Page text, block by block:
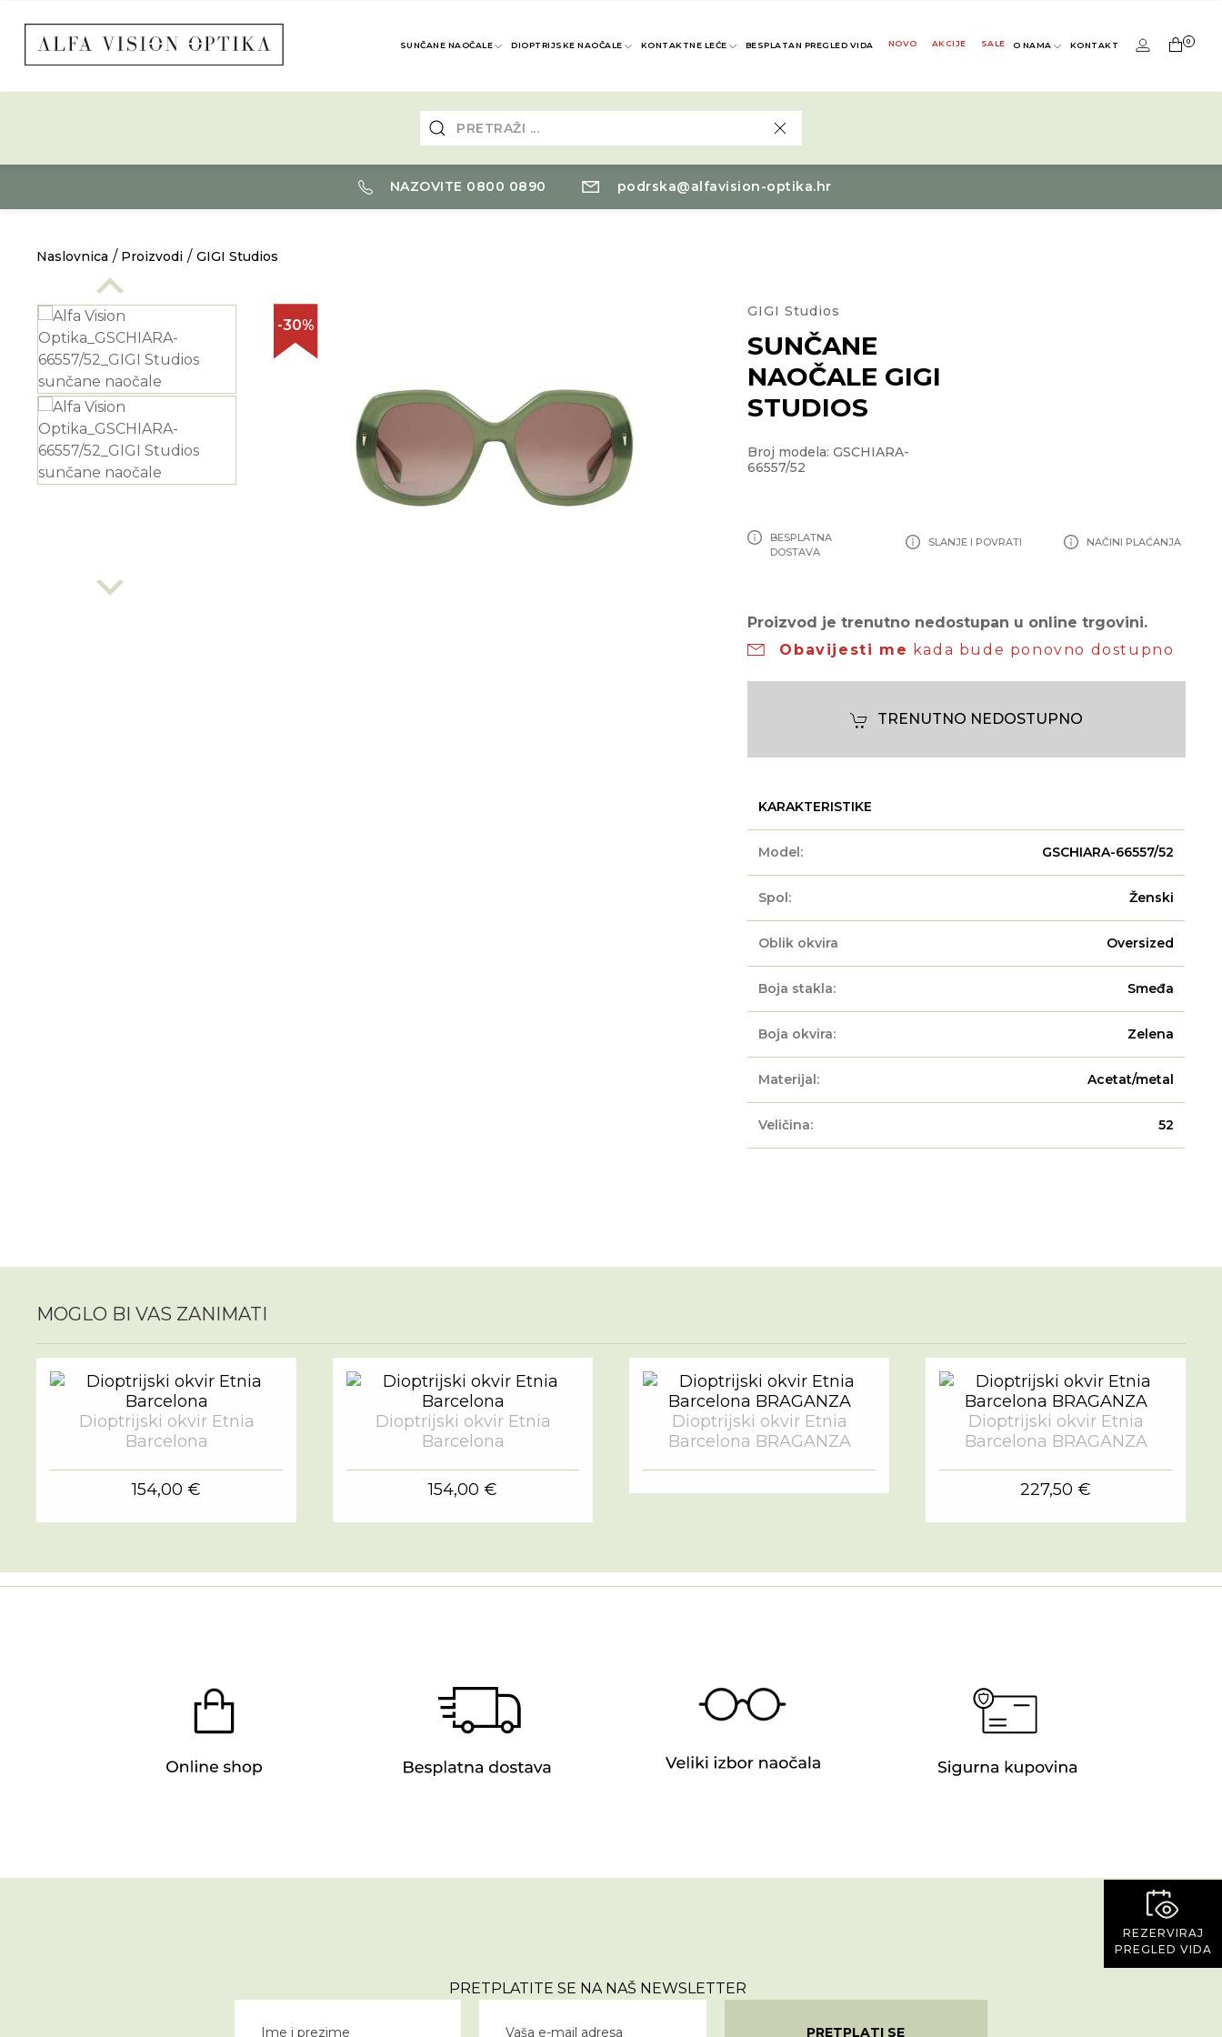
SUNČANE NAOČALE DIOPTRIJSKE NAOČALE KONTAKTNE LEĆE BESPLATAN PREGLED VIDA NOVO AKCIJE SALE O NAMA KONTAKT 0
NAZOVITE 0800 0890 podrska@alfavision-optika.hr
REZERVIRAJ
PREGLED VIDA
Naslovnica Proizvodi GIGI Studios
-30%
GIGI Studios
SUNČANE
NAOČALE GIGI
STUDIOS
Broj modela: GSCHIARA-
66557/52
BESPLATNA
DOSTAVA
SLANJE I POVRATI NAČINI PLAĆANJA
Proizvod je trenutno nedostupan u online trgovini.
Obavijesti me kada bude ponovno dostupno
TRENUTNO NEDOSTUPNO
KARAKTERISTIKE
Model: GSCHIARA-66557/52
Spol: Ženski
Oblik okvira Oversized
Boja stakla: Smeđa
Boja okvira: Zelena
Materijal: Acetat/metal
Veličina: 52
MOGLO BI VAS ZANIMATI
Dioptrijski okvir Etnia
Barcelona
154,00 €
Dioptrijski okvir Etnia
Barcelona
154,00 €
Dioptrijski okvir Etnia
Barcelona BRAGANZA
Dioptrijski okvir Etnia
Barcelona BRAGANZA
227,50 €
PRETPLATITE SE NA NAŠ NEWSLETTER
PRETPLATI SE